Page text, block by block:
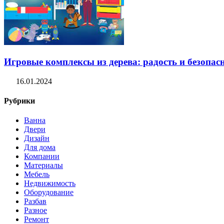
Игровые комплексы из дерева: радость и
16.01.2024
Рубрики
Ванна
Двери
Дизайн
Для дома
Компании
Материалы
Мебель
Недвижимость
Оборудование
Разбав
Разное
Ремонт